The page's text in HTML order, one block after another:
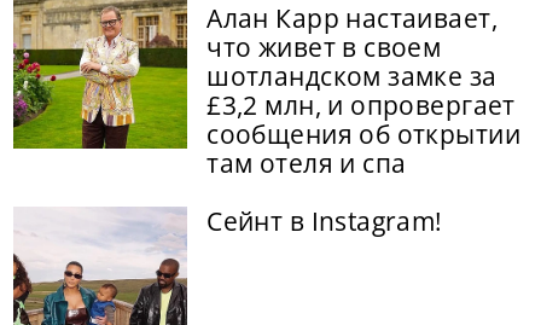
Алан Карр настаивает,
что живет в своем
шотландском замке за
£3,2 млн, и опровергает
сообщения об открытии
там отеля и спа
Сейнт в Instagram!